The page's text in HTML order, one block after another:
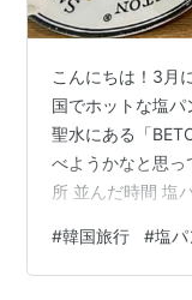
こんにちは！3月
国でホットな塩
聖水にある「
べようかなと思
所 並んだ時間 塩
イートイン 15時
た時は向かって
#韓国旅行 #塩パ